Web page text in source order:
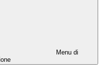
Menu di